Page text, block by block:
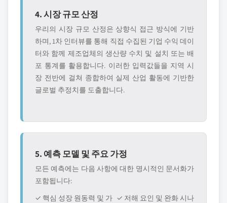
4. 시장 규모 산정
우리의 시장 규모 산정은 상향식 접근 방식에 기반
하며, 1차 인터뷰를 통해 직접 수집된 기업 수익 데이
터와 함께 제조업체의 생산량 수치 및 설치 또는 배
포 통계를 활용합니다. 이러한 입력값들을 지역 시
장 전반에 걸쳐 종합하여 실제 산업 활동에 기반한
글로벌 추정치를 도출합니다.
5. 예측 모델 및 주요 가정
모든 예측에는 다음 사항에 대한 명시적인 문서화가
포함됩니다:
✓ 핵심 성장 원동력 및 가 ✓ 저해 요인 및 완화 시나